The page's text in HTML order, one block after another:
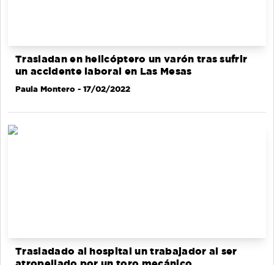
Trasladan en helicóptero un varón tras sufrir
un accidente laboral en Las Mesas
Paula Montero - 17/02/2022
Trasladado al hospital un trabajador al ser